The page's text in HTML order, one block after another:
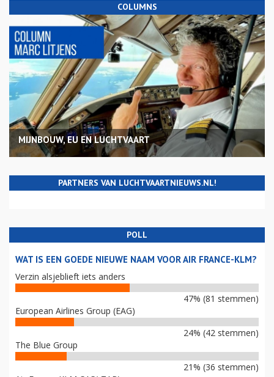
COLUMNS
MIJNBOUW, EU EN LUCHTVAART
PARTNERS VAN LUCHTVAARTNIEUWS.NL!
POLL
WAT IS EEN GOEDE NIEUWE NAAM VOOR AIR FRANCE-KLM?
Verzin alsjeblieft iets anders
47% (81 stemmen)
European Airlines Group (EAG)
24% (42 stemmen)
The Blue Group
21% (36 stemmen)